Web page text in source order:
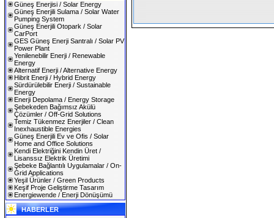
Güneş Enerjisi / Solar Energy
Güneş Enerjili Sulama / Solar Water
Pumping System
Güneş Enerjili Otopark / Solar
CarPort
GES Güneş Enerji Santralı / Solar PV
Power Plant
Yenilenebilir Enerji / Renewable
Energy
Alternatif Enerji / Alternative Energy
Hibrit Enerji / Hybrid Energy
Sürdürülebilir Enerji / Sustainable
Energy
Enerji Depolama / Energy Storage
Şebekeden Bağımsız Akülü
Çözümler / Off-Grid Solutions
Temiz Tükenmez Enerjiler / Clean
Inexhaustible Energies
Güneş Enerjili Ev ve Ofis / Solar
Home and Office Solutions
Kendi Elektriğini Kendin Üret /
Lisanssız Elektrik Üretimi
Şebeke Bağlantılı Uygulamalar / On-
Grid Applications
Yeşil Ürünler / Green Products
Keşif Proje Geliştirme Tasarım
Energiewende / Enerji Dönüşümü
HABERLER